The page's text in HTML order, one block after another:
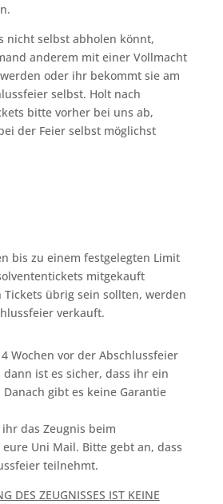
nicht selbst abholen könnt,
anderem mit einer Vollmacht
oder ihr bekommt sie am
selbst. Holt nach
bitte vorher bei uns ab,
der Feier selbst möglichst
bis zu einem festgelegten Limit
mitgekauft
Tickets übrig sein sollten, werden
verkauft.
Wochen vor der Abschlussfeier
ist es sicher, dass ihr ein
Danach gibt es keine Garantie
das Zeugnis beim
Uni Mail. Bitte gebt an, dass
teilnehmt.
DES ZEUGNISSES IST KEINE